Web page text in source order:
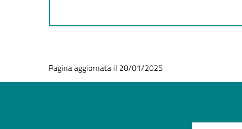
Pagina aggiornata il 20/01/2025